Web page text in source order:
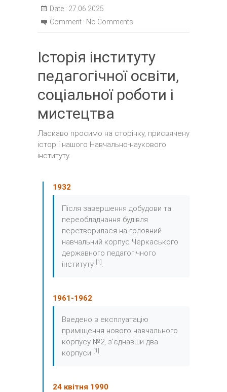
Date : 27.06.2025
Comment : No Comments
Історія інституту
педагогічної освіти,
соціальної роботи і
мистецтва
Ласкаво просимо на сторінку, присвячену
історії нашого Навчально-наукового
інституту.
1932
Після завершення добудови та
переобладнання будівля
перетворилася на головний
навчальний корпус Черкаського
державного педагогічного
інституту
[1] .
1961-1962
Введено в експлуатацію
приміщення нового навчального
корпусу №2, з’єднавши два
корпуси
[1] .
24 квітня 1990